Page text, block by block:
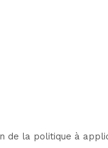
de la politique à